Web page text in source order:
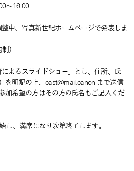
～16:00
中、写真新世紀ホームページで発表しま
）
よるスライドショー」とし、住所、氏
を明記の上、cast@mail.canon まで送信
加希望の方はその方の氏名もご記入くだ
し、満席になり次第終了します。